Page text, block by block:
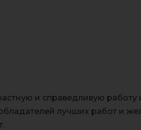
и справедливую работу
лучших работ и